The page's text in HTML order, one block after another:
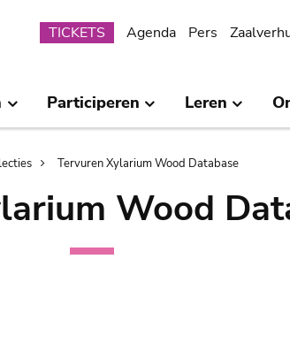
Submenu
TICKETS Agenda Pers
Participeren Leren
Tervuren Xylarium Wood Database
Wood